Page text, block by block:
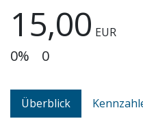
15,00 EUR
0% 0
Überblick